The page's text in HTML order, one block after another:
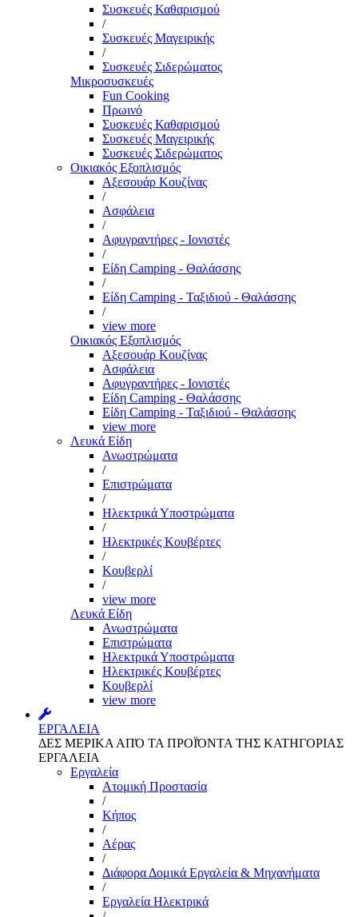
Συσκευές Καθαρισμού
/
Συσκευές Μαγειρικής
/
Συσκευές Σιδερώματος
Μικροσυσκευές
Fun Cooking
Πρωινό
Συσκευές Καθαρισμού
Συσκευές Μαγειρικής
Συσκευές Σιδερώματος
Οικιακός Εξοπλισμός
Αξεσουάρ Κουζίνας
/
Ασφάλεια
/
Αφυγραντήρες - Ιονιστές
/
Είδη Camping - Θαλάσσης
/
Είδη Camping - Ταξιδιού - Θαλάσσης
/
view more
Οικιακός Εξοπλισμός
Αξεσουάρ Κουζίνας
Ασφάλεια
Αφυγραντήρες - Ιονιστές
Είδη Camping - Θαλάσσης
Είδη Camping - Ταξιδιού - Θαλάσσης
view more
Λευκά Είδη
Ανωστρώματα
/
Επιστρώματα
/
Ηλεκτρικά Υποστρώματα
/
Ηλεκτρικές Κουβέρτες
/
Κουβερλί
/
view more
Λευκά Είδη
Ανωστρώματα
Επιστρώματα
Ηλεκτρικά Υποστρώματα
Ηλεκτρικές Κουβέρτες
Κουβερλί
view more
ΕΡΓΑΛΕΙΑ
ΔΕΣ ΜΕΡΙΚΑ ΑΠΌ ΤΑ ΠΡΟΪΌΝΤΑ ΤΗΣ ΚΑΤΗΓΟΡΙΑΣ
ΕΡΓΑΛΕΙΑ
Εργαλεία
Aτομική Προστασία
/
Kήπος
/
Αέρας
/
Διάφορα Δομικά Εργαλεία & Μηχανήματα
/
Εργαλεία Ηλεκτρικά